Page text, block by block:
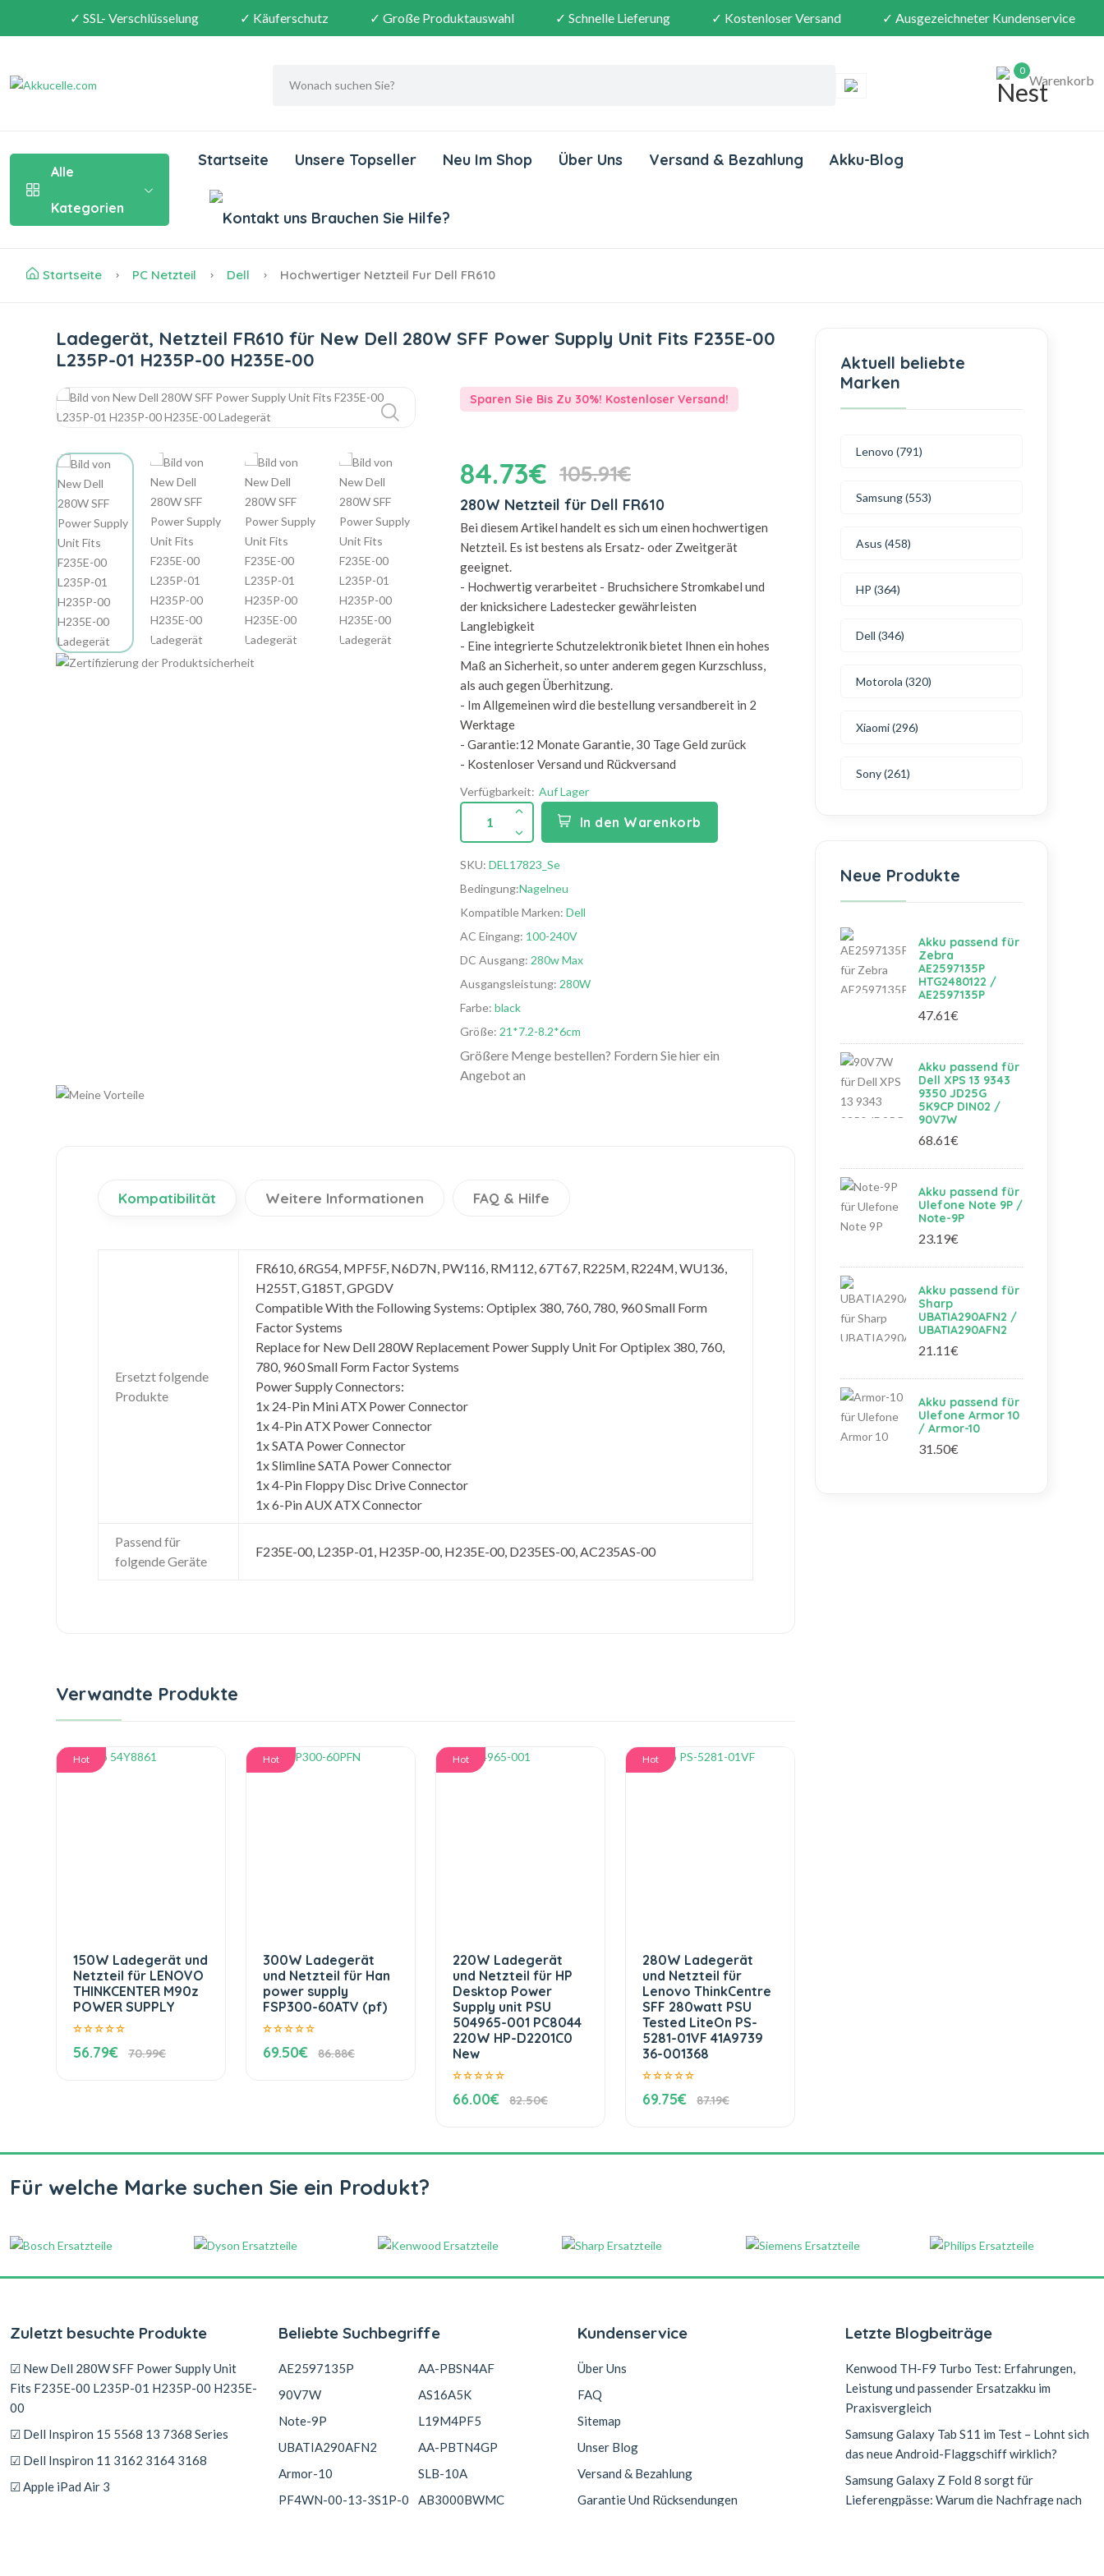
✓ SSL- Verschlüsselung ✓ Käuferschutz ✓ Große Produktauswahl ✓ Schnelle Lieferung ✓ Kostenloser Versand ✓ Ausgezeichneter Kundenservice
0
Warenkorb
Alle
Kategorien
Startseite Unsere Topseller Neu Im Shop Über Uns Versand & Bezahlung Akku-Blog
Brauchen Sie Hilfe?
Startseite PC Netzteil Dell Hochwertiger Netzteil Fur Dell FR610
Ladegerät, Netzteil FR610 für New Dell 280W SFF Power Supply Unit Fits F235E-00
L235P-01 H235P-00 H235E-00
Sparen Sie Bis Zu 30%! Kostenloser Versand!
84.73€ 105.91€
280W Netzteil für Dell FR610
Bei diesem Artikel handelt es sich um einen hochwertigen
Netzteil. Es ist bestens als Ersatz- oder Zweitgerät
geeignet.
- Hochwertig verarbeitet - Bruchsichere Stromkabel und
der knicksichere Ladestecker gewährleisten
Langlebigkeit
- Eine integrierte Schutzelektronik bietet Ihnen ein hohes
Maß an Sicherheit, so unter anderem gegen Kurzschluss,
als auch gegen Überhitzung.
- Im Allgemeinen wird die bestellung versandbereit in 2
Werktage
- Garantie:12 Monate Garantie, 30 Tage Geld zurück
- Kostenloser Versand und Rückversand
Verfügbarkeit: Auf Lager
1 In den Warenkorb
SKU: DEL17823_Se
Bedingung:Nagelneu
Kompatible Marken: Dell
AC Eingang: 100-240V
DC Ausgang: 280w Max
Ausgangsleistung: 280W
Farbe: black
Größe: 21*7.2-8.2*6cm
Größere Menge bestellen? Fordern Sie hier ein
Angebot an
Kompatibilität Weitere Informationen FAQ & Hilfe
Ersetzt folgende
Produkte
FR610, 6RG54, MPF5F, N6D7N, PW116, RM112, 67T67, R225M, R224M, WU136,
H255T, G185T, GPGDV
Compatible With the Following Systems: Optiplex 380, 760, 780, 960 Small Form
Factor Systems
Replace for New Dell 280W Replacement Power Supply Unit For Optiplex 380, 760,
780, 960 Small Form Factor Systems
Power Supply Connectors:
1x 24-Pin Mini ATX Power Connector
1x 4-Pin ATX Power Connector
1x SATA Power Connector
1x Slimline SATA Power Connector
1x 4-Pin Floppy Disc Drive Connector
1x 6-Pin AUX ATX Connector
Passend für
folgende Geräte
F235E-00, L235P-01, H235P-00, H235E-00, D235ES-00, AC235AS-00
Verwandte Produkte
Hot
150W Ladegerät und
Netzteil für LENOVO
THINKCENTER M90z
POWER SUPPLY
56.79€ 70.99€
Hot
300W Ladegerät
und Netzteil für Han
power supply
FSP300-60ATV (pf)
69.50€ 86.88€
Hot
220W Ladegerät
und Netzteil für HP
Desktop Power
Supply unit PSU
504965-001 PC8044
220W HP-D2201C0
New
66.00€ 82.50€
Hot
280W Ladegerät
und Netzteil für
Lenovo ThinkCentre
SFF 280watt PSU
Tested LiteOn PS-
5281-01VF 41A9739
36-001368
69.75€ 87.19€
Aktuell beliebte
Marken
Lenovo (791)
Samsung (553)
Asus (458)
HP (364)
Dell (346)
Motorola (320)
Xiaomi (296)
Sony (261)
Neue Produkte
Akku passend für
Zebra
AE2597135P
HTG2480122 /
AE2597135P
47.61€
Akku passend für
Dell XPS 13 9343
9350 JD25G
5K9CP DIN02 /
90V7W
68.61€
Akku passend für
Ulefone Note 9P /
Note-9P
23.19€
Akku passend für
Sharp
UBATIA290AFN2 /
UBATIA290AFN2
21.11€
Akku passend für
Ulefone Armor 10
/ Armor-10
31.50€
Für welche Marke suchen Sie ein Produkt?
Zuletzt besuchte Produkte
☑ New Dell 280W SFF Power Supply Unit
Fits F235E-00 L235P-01 H235P-00 H235E-
00
☑ Dell Inspiron 15 5568 13 7368 Series
☑ Dell Inspiron 11 3162 3164 3168
☑ Apple iPad Air 3
Beliebte Suchbegriffe
AE2597135P
90V7W
Note-9P
UBATIA290AFN2
Armor-10
PF4WN-00-13-3S1P-0
AA-PBSN4AF
AS16A5K
L19M4PF5
AA-PBTN4GP
SLB-10A
AB3000BWMC
Kundenservice
Über Uns
FAQ
Sitemap
Unser Blog
Versand & Bezahlung
Garantie Und Rücksendungen
Letzte Blogbeiträge
Kenwood TH-F9 Turbo Test: Erfahrungen,
Leistung und passender Ersatzakku im
Praxisvergleich
Samsung Galaxy Tab S11 im Test – Lohnt sich
das neue Android-Flaggschiff wirklich?
Samsung Galaxy Z Fold 8 sorgt für
Lieferengpässe: Warum die Nachfrage nach